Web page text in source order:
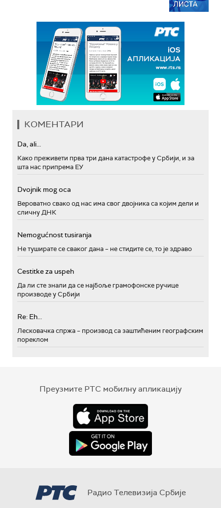
КОМЕНТАРИ
Da, ali...
Како преживети прва три дана катастрофе у Србији, и за
шта нас припрема ЕУ
Dvojnik mog oca
Вероватно свако од нас има свог двојника са којим дели и
сличну ДНК
Nemogućnost tusiranja
Не туширате се сваког дана – не стидите се, то је здраво
Cestitke za uspeh
Да ли сте знали да се најбоље грамофонске ручице
производе у Србији
Re: Eh...
Лесковачка спржа – производ са заштићеним географским
пореклом
Преузмите РТС мобилну апликацију
Радио Телевизија Србије